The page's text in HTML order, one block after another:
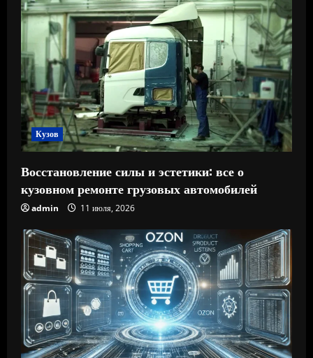
Кузов
Восстановление силы и эстетики: все о
кузовном ремонте грузовых автомобилей
admin 11 июля, 2026